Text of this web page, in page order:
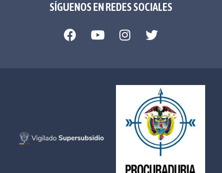
SÍGUENOS EN REDES SOCIALES